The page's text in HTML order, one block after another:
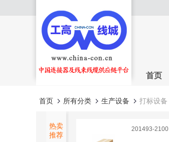
首页
首页 所有分类 生产设备 打标设备
热卖
推荐
201493-2100